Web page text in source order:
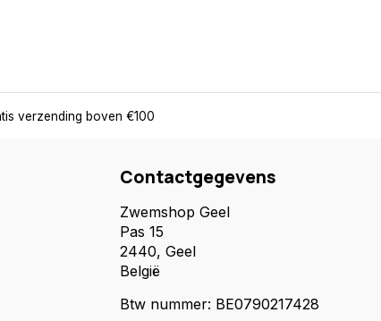
verzending boven €100
Contactgegevens
Zwemshop Geel
Pas 15
2440, Geel
België
Btw nummer: BE0790217428